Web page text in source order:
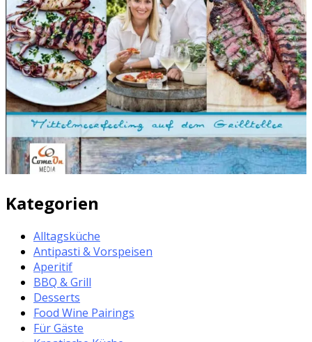
Kategorien
Alltagsküche
Antipasti & Vorspeisen
Aperitif
BBQ & Grill
Desserts
Food Wine Pairings
Für Gäste